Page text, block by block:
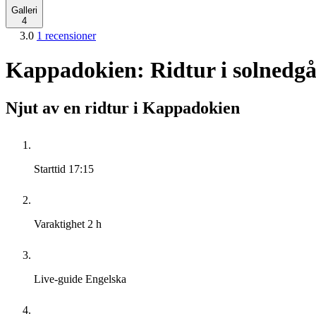
Galleri
4
3.0 1 recensioner
Kappadokien: Ridtur i
Njut av en ridtur i Kappadokien
Starttid 17:15
Varaktighet 2 h
Live-guide Engelska